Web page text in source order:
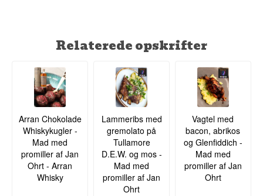
Relaterede opskrifter
Arran Chokolade
Whiskykugler -
Mad med
promiller af Jan
Ohrt - Arran
Whisky
Lammeribs med
gremolato på
Tullamore
D.E.W. og mos -
Mad med
promiller af Jan
Ohrt
Vagtel med
bacon, abrikos
og Glenfiddich -
Mad med
promiller af Jan
Ohrt